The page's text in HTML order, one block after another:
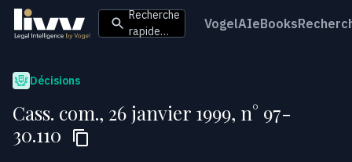
Recherche
rapide…
VogelAIeBooks
Décisions
Cass. com., 26 janvier 1999, n° 97-
30.110